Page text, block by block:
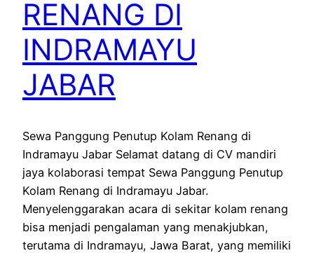
RENANG DI
INDRAMAYU
JABAR
Sewa Panggung Penutup Kolam Renang di
Indramayu Jabar Selamat datang di CV mandiri
jaya kolaborasi tempat Sewa Panggung Penutup
Kolam Renang di Indramayu Jabar.
Menyelenggarakan acara di sekitar kolam renang
bisa menjadi pengalaman yang menakjubkan,
terutama di Indramayu, Jawa Barat, yang memiliki